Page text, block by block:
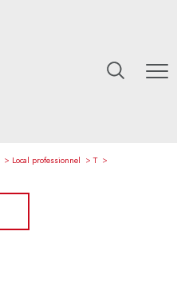
Local professionnel
T